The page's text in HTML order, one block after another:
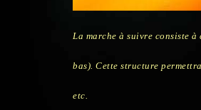
La marche à suivre consiste
bas). Cette structure
etc.